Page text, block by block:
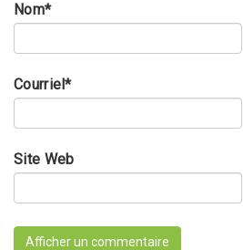
Nom*
Courriel*
Site Web